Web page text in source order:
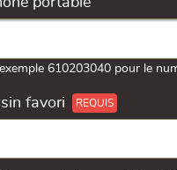
610203040 pour le
favori